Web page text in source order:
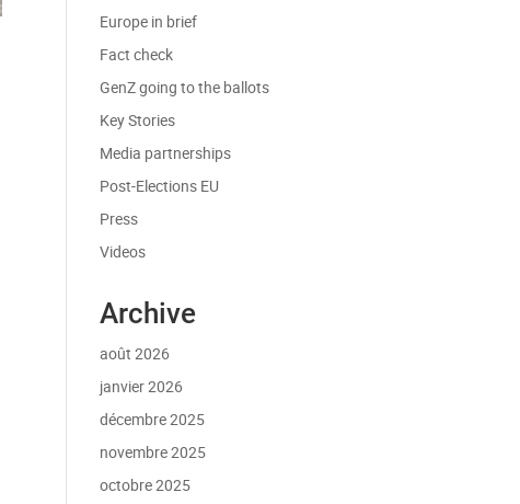
Europe in brief
Fact check
GenZ going to the ballots
Key Stories
Media partnerships
Post-Elections EU
Press
Videos
Archive
août 2026
janvier 2026
décembre 2025
novembre 2025
octobre 2025